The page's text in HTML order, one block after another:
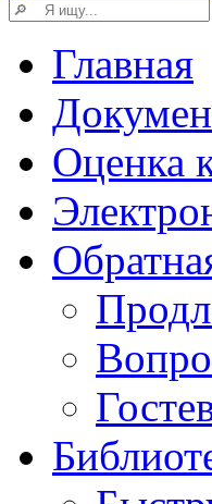
Главная
Оценка